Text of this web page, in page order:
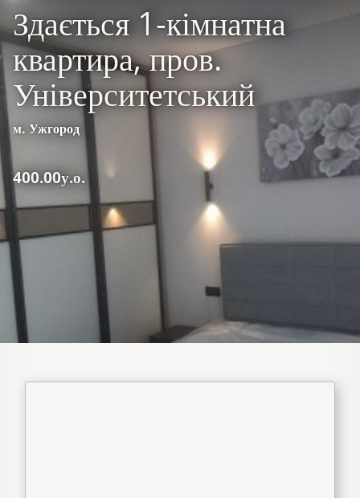
Здається 1-кімнатна
квартира, пров.
Університетський
м. Ужгород
400.00у.о.